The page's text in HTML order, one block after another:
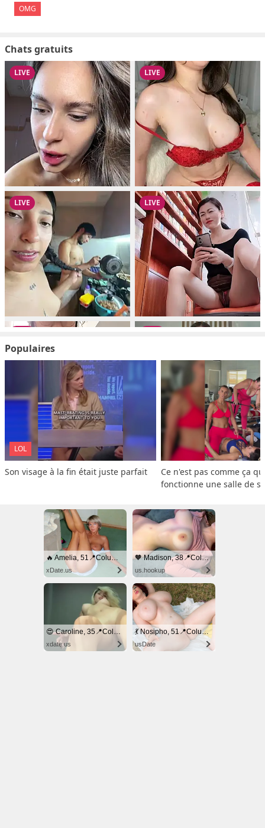
OMG
Chats gratuits
Populaires
LOL
Son visage à la fin était juste parfait
Ce n'est pas comme ça
fonctionne une salle de